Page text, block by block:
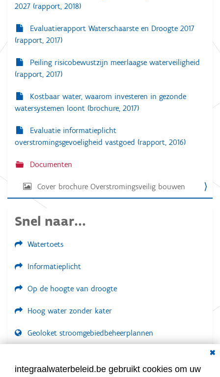
2027 (rapport, 2018)
Evaluatierapport Waterschaarste en Droogte 2017
(rapport, 2017)
Peiling risicobewustzijn meerlaagse waterveiligheid
(rapport, 2017)
Kostbaar water, waarom investeren in gezonde
watersystemen loont (brochure, 2017)
Evaluatie informatieplicht
overstromingsgevoeligheid vastgoed (rapport, 2016)
Documenten
Cover brochure Overstromingsveilig bouwen
Snel naar...
Watertoets
Informatieplicht
Op de hoogte van droogte
Hoog water zonder kater
Geoloket stroomgebiedbeheerplannen
LOGIN VEREIST
integraalwaterbeleid.be gebruikt cookies om uw